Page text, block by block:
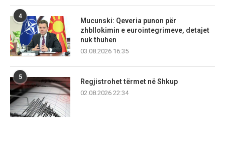
4
Mucunski: Qeveria punon për
zhbllokimin e eurointegrimeve, detajet
nuk thuhen
03.08.2026 16:35
5
Regjistrohet tërmet në Shkup
02.08.2026 22:34